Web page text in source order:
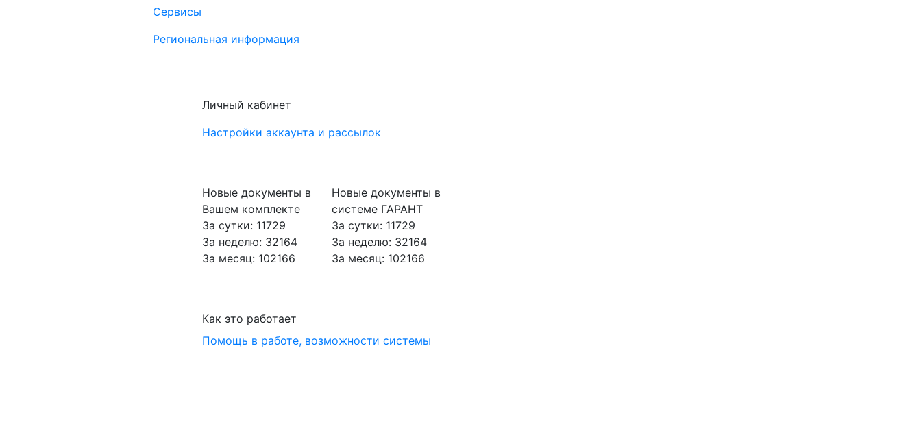
Сервисы
Региональная информация
Личный кабинет
Настройки аккаунта и рассылок
Новые документы в
Вашем комплекте
За сутки: 11729
За неделю: 32164
За месяц: 102166
Новые документы в
системе ГАРАНТ
За сутки: 11729
За неделю: 32164
За месяц: 102166
Как это работает
Помощь в работе, возможности системы